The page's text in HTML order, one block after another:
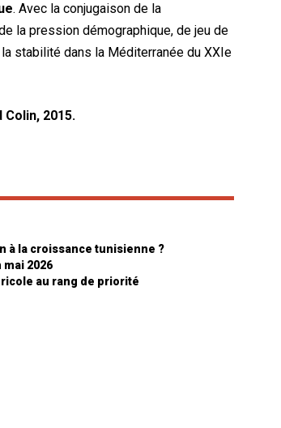
. Avec la conjugaison de la
la pression démographique, de jeu de
stabilité dans la Méditerranée du XXIe
Colin, 2015.
à la croissance tunisienne ?
2026
au rang de priorité